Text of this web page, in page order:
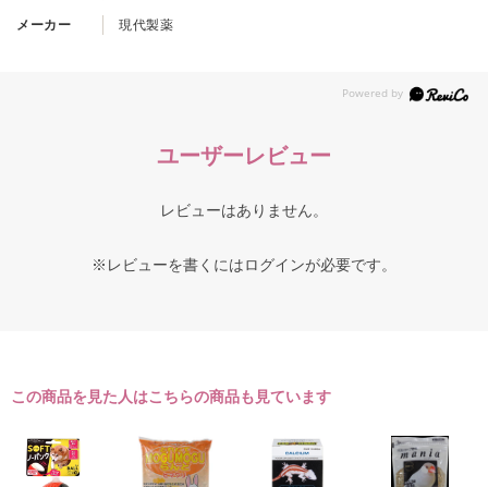
メーカー 現代製薬
ユーザーレビュー
レビューはありません。
※レビューを書くにはログインが必要です。
この商品を見た人はこちらの商品も見ています